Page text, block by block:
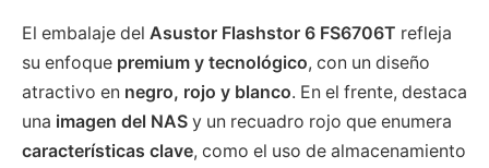
El embalaje del Asustor Flashstor 6 FS6706T refleja
su enfoque premium y tecnológico, con un diseño
atractivo en negro, rojo y blanco. En el frente, destaca
una imagen del NAS y un recuadro rojo que enumera
características clave, como el uso de almacenamiento